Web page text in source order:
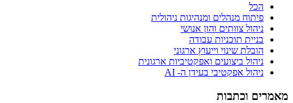
הכל
פיתוח מנהלים ומנהיגות ניהולית
ניהול צוותים והון אנושי
בניית תוכניות עבודה
הובלת שינוי וייעוץ ארגוני
ניהול ביצועים ואפקטיביות ארגונית
ניהול אפקטיבי בעידן ה- AI
מאמרים וכתבות